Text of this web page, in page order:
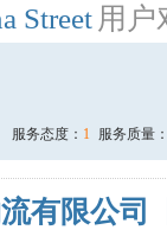
Street 用户
服务态度： 1 服务质量：
有限公司